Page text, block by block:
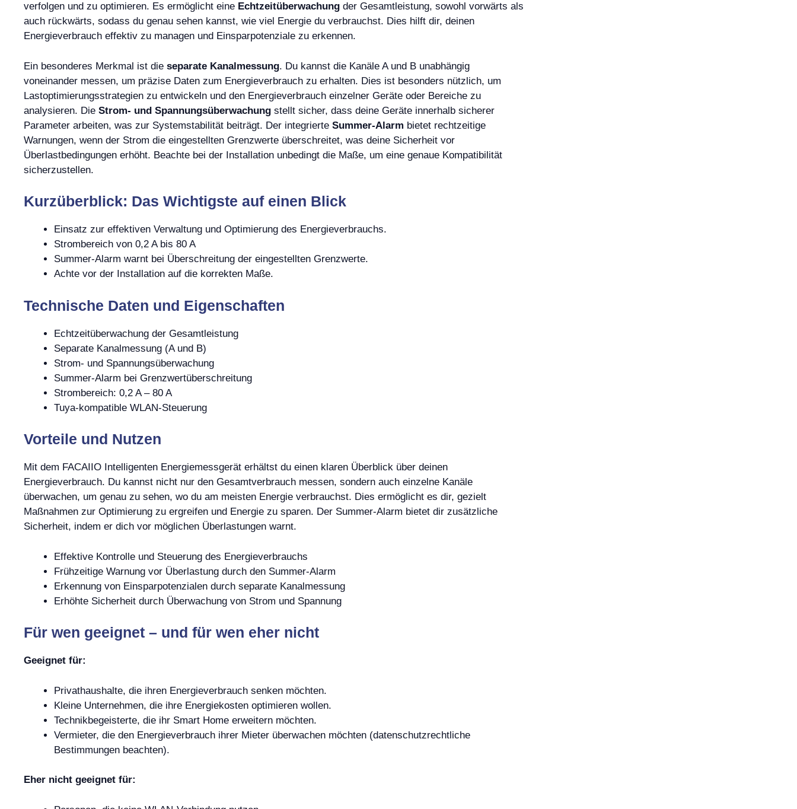
verfolgen und zu optimieren. Es ermöglicht eine Echtzeitüberwachung der Gesamtleistung, sowohl vorwärts als
auch rückwärts, sodass du genau sehen kannst, wie viel Energie du verbrauchst. Dies hilft dir, deinen
Energieverbrauch effektiv zu managen und Einsparpotenziale zu erkennen.
Ein besonderes Merkmal ist die separate Kanalmessung. Du kannst die Kanäle A und B unabhängig
voneinander messen, um präzise Daten zum Energieverbrauch zu erhalten. Dies ist besonders nützlich, um
Lastoptimierungsstrategien zu entwickeln und den Energieverbrauch einzelner Geräte oder Bereiche zu
analysieren. Die Strom- und Spannungsüberwachung stellt sicher, dass deine Geräte innerhalb sicherer
Parameter arbeiten, was zur Systemstabilität beiträgt. Der integrierte Summer-Alarm bietet rechtzeitige
Warnungen, wenn der Strom die eingestellten Grenzwerte überschreitet, was deine Sicherheit vor
Überlastbedingungen erhöht. Beachte bei der Installation unbedingt die Maße, um eine genaue Kompatibilität
sicherzustellen.
Kurzüberblick: Das Wichtigste auf einen Blick
Einsatz zur effektiven Verwaltung und Optimierung des Energieverbrauchs.
Strombereich von 0,2 A bis 80 A
Summer-Alarm warnt bei Überschreitung der eingestellten Grenzwerte.
Achte vor der Installation auf die korrekten Maße.
Technische Daten und Eigenschaften
Echtzeitüberwachung der Gesamtleistung
Separate Kanalmessung (A und B)
Strom- und Spannungsüberwachung
Summer-Alarm bei Grenzwertüberschreitung
Strombereich: 0,2 A – 80 A
Tuya-kompatible WLAN-Steuerung
Vorteile und Nutzen
Mit dem FACAIIO Intelligenten Energiemessgerät erhältst du einen klaren Überblick über deinen
Energieverbrauch. Du kannst nicht nur den Gesamtverbrauch messen, sondern auch einzelne Kanäle
überwachen, um genau zu sehen, wo du am meisten Energie verbrauchst. Dies ermöglicht es dir, gezielt
Maßnahmen zur Optimierung zu ergreifen und Energie zu sparen. Der Summer-Alarm bietet dir zusätzliche
Sicherheit, indem er dich vor möglichen Überlastungen warnt.
Effektive Kontrolle und Steuerung des Energieverbrauchs
Frühzeitige Warnung vor Überlastung durch den Summer-Alarm
Erkennung von Einsparpotenzialen durch separate Kanalmessung
Erhöhte Sicherheit durch Überwachung von Strom und Spannung
Für wen geeignet – und für wen eher nicht
Geeignet für:
Privathaushalte, die ihren Energieverbrauch senken möchten.
Kleine Unternehmen, die ihre Energiekosten optimieren wollen.
Technikbegeisterte, die ihr Smart Home erweitern möchten.
Vermieter, die den Energieverbrauch ihrer Mieter überwachen möchten (datenschutzrechtliche
Bestimmungen beachten).
Eher nicht geeignet für: